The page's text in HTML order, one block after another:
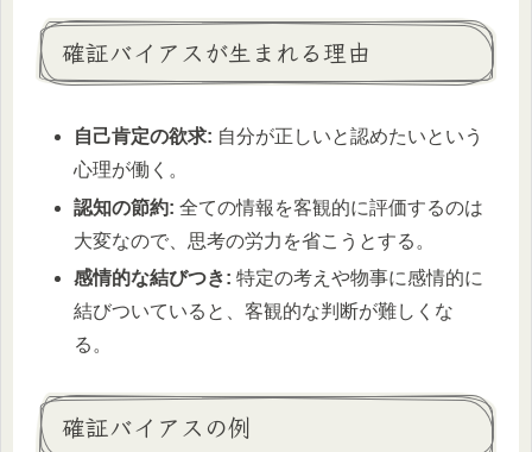
確証バイアスが生まれる理由
自己肯定の欲求: 自分が正しいと認めたいという
心理が働く。
認知の節約: 全ての情報を客観的に評価するのは
大変なので、思考の労力を省こうとする。
感情的な結びつき: 特定の考えや物事に感情的に
結びついていると、客観的な判断が難しくな
る。
確証バイアスの例